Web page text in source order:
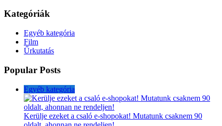
Kategóriák
Egyéb kategória
Film
Űrkutatás
Popular Posts
Egyéb kategória
Kerülje ezeket a csaló e-shopokat! Mutatunk csaknem 90